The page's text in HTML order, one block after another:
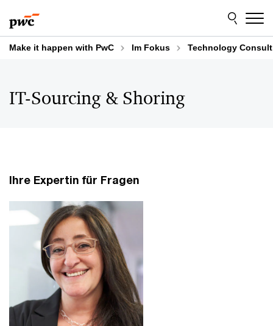
to
content
to
footer
Make it happen with PwC Im Fokus Technology
IT-Sourcing & Shoring
Ihre Expertin für Fragen